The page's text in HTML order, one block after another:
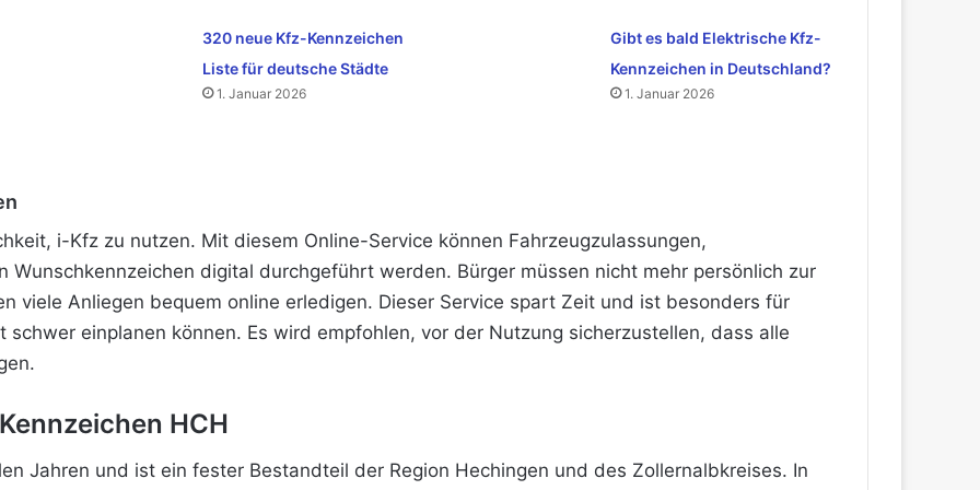
320 neue Kfz-Kennzeichen
Liste für deutsche Städte
1. Januar 2026
Gibt es bald Elektrische Kfz-
Kennzeichen in Deutschland?
1. Januar 2026
i-Kfz zu nutzen. Mit diesem Online-Service können Fahrzeugzulassungen,
Wunschkennzeichen digital durchgeführt werden. Bürger müssen nicht mehr persönlich zur
viele Anliegen bequem online erledigen. Dieser Service spart Zeit und ist besonders für
einplanen können. Es wird empfohlen, vor der Nutzung sicherzustellen, dass alle
HCH
Jahren und ist ein fester Bestandteil der Region Hechingen und des Zollernalbkreises. In